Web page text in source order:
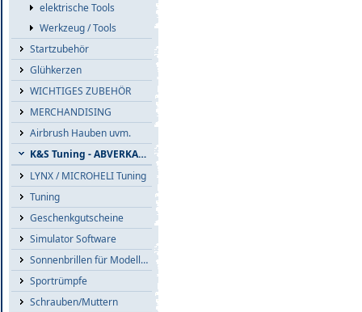
elektrische Tools
Werkzeug / Tools
Startzubehör
Glühkerzen
WICHTIGES ZUBEHÖR
MERCHANDISING
Airbrush Hauben uvm.
K&S Tuning - ABVERKAUF
LYNX / MICROHELI Tuning
Tuning
Geschenkgutscheine
Simulator Software
Sonnenbrillen für Modellflieger
Sportrümpfe
Schrauben/Muttern